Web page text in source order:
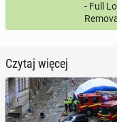
- Full
Czytaj więcej